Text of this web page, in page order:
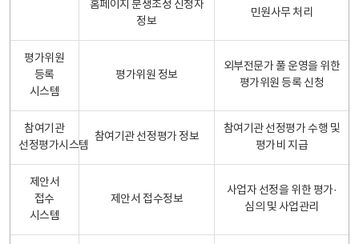
홈페이지 분쟁조정 신청자
정보
민원사무 처리
평가위원
등록
시스템
평가위원 정보
외부전문가 풀 운영을 위한
평가위원 등록 신청
참여기관
선정평가시스템
참여기관 선정평가 정보
참여기관 선정평가 수행 및
평가비 지급
제안서
접수
시스템
제안서 접수정보
사업자 선정을 위한 평가·
심의 및 사업관리